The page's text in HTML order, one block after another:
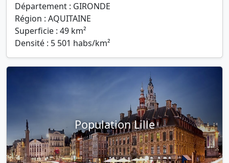
Département : GIRONDE
Région : AQUITAINE
Superficie : 49 km²
Densité : 5 501 habs/km²
Population Lille